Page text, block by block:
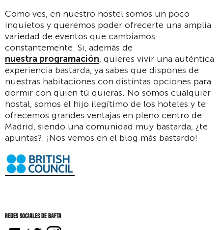
Como ves, en nuestro hostel somos un poco
inquietos y queremos poder ofrecerte una amplia
variedad de eventos que cambiamos
constantemente. Si, además de
nuestra programación, quieres vivir una auténtica
experiencia bastarda, ya sabes que dispones de
nuestras habitaciones con distintas opciones para
dormir con quien tú quieras. No somos cualquier
hostal, somos el hijo ilegítimo de los hoteles y te
ofrecemos grandes ventajas en pleno centro de
Madrid, siendo una comunidad muy bastarda, ¿te
apuntas?. ¡Nos vemos en el blog más bastardo!
Redes sociales de BAFTA